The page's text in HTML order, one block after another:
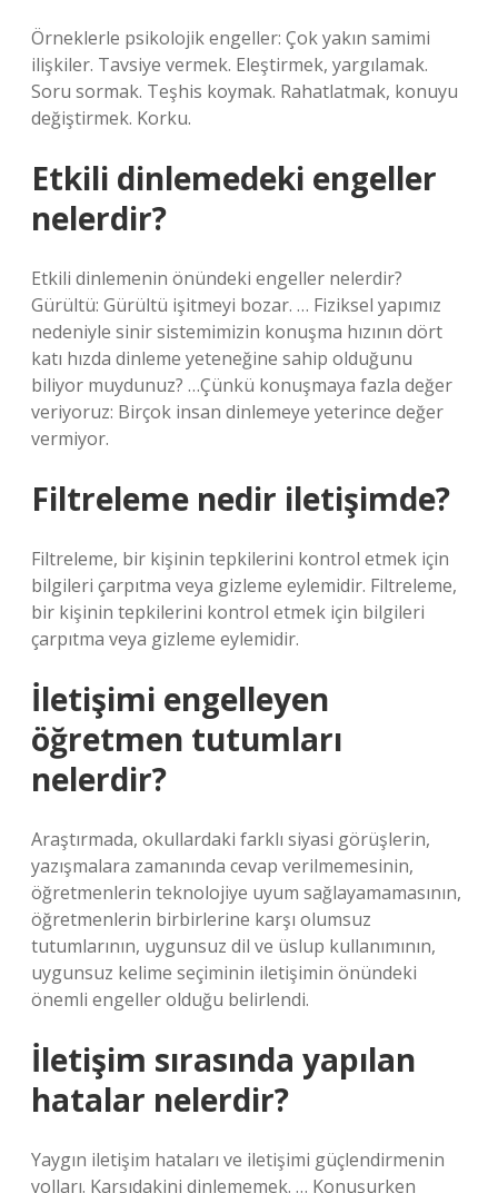
Örneklerle psikolojik engeller: Çok yakın samimi
ilişkiler. Tavsiye vermek. Eleştirmek, yargılamak.
Soru sormak. Teşhis koymak. Rahatlatmak, konuyu
değiştirmek. Korku.
Etkili dinlemedeki engeller
nelerdir?
Etkili dinlemenin önündeki engeller nelerdir?
Gürültü: Gürültü işitmeyi bozar. … Fiziksel yapımız
nedeniyle sinir sistemimizin konuşma hızının dört
katı hızda dinleme yeteneğine sahip olduğunu
biliyor muydunuz? …Çünkü konuşmaya fazla değer
veriyoruz: Birçok insan dinlemeye yeterince değer
vermiyor.
Filtreleme nedir iletişimde?
Filtreleme, bir kişinin tepkilerini kontrol etmek için
bilgileri çarpıtma veya gizleme eylemidir. Filtreleme,
bir kişinin tepkilerini kontrol etmek için bilgileri
çarpıtma veya gizleme eylemidir.
İletişimi engelleyen
öğretmen tutumları
nelerdir?
Araştırmada, okullardaki farklı siyasi görüşlerin,
yazışmalara zamanında cevap verilmemesinin,
öğretmenlerin teknolojiye uyum sağlayamamasının,
öğretmenlerin birbirlerine karşı olumsuz
tutumlarının, uygunsuz dil ve üslup kullanımının,
uygunsuz kelime seçiminin iletişimin önündeki
önemli engeller olduğu belirlendi.
İletişim sırasında yapılan
hatalar nelerdir?
Yaygın iletişim hataları ve iletişimi güçlendirmenin
yolları. Karşıdakini dinlememek. … Konuşurken